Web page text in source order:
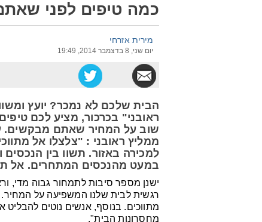
כמה טיפים לפני
מירית אזרחי
יום שני, 8 בדצמבר 2014, 19:49
הבית שלכם לא נמכר? יועץ
ראובני" בכרכור, מציע לכם
שוב על המחיר שאתם מבקשים.
ממליץ ראובני : "צלצלו אל
למכירה באזור. תשוו בין
במעט מהנכסים המתחרים. אל
ישנן מספר סיבות לתמחור גבוה מדי,
רגשית לבית שלנו המשפיעה על
מתווכים. בנוסף, אנשים נוטים
מחסרונות הבית".